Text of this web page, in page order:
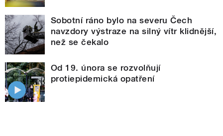
Sobotní ráno bylo na severu Čech
navzdory výstraze na silný vítr klidnější,
než se čekalo
Od 19. února se rozvolňují
protiepidemická opatření